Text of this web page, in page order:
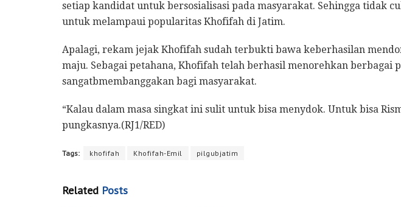
setiap kandidat untuk bersosialisasi pada masyarakat. Sehingga tidak
untuk melampaui popularitas Khofifah di Jatim.
Apalagi, rekam jejak Khofifah sudah terbukti bawa keberhasilan
maju. Sebagai petahana, Khofifah telah berhasil menorehkan berbagai
sangatbmembanggakan bagi masyarakat.
“Kalau dalam masa singkat ini sulit untuk bisa menydok. Untuk bisa
pungkasnya.(RJ1/RED)
Tags: khofifah Khofifah-Emil pilgubjatim
Related Posts